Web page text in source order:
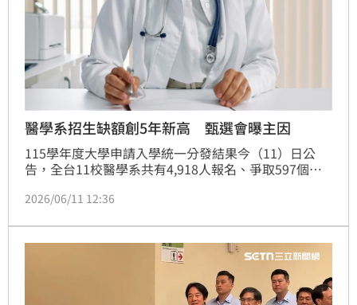
醫學系招生缺額創5年新高 甄選會曝主因
115學年度大學申請入學統一分發結果今（11）日公
告，全台11校醫學系共有4,918人報名、爭取597個招
發，留下137個缺額，創近5年新高。大學甄選入學委
原因應與往年雷同，但也不排除受資通訊產業蓬勃發展
影響。
2026/06/11 12:36